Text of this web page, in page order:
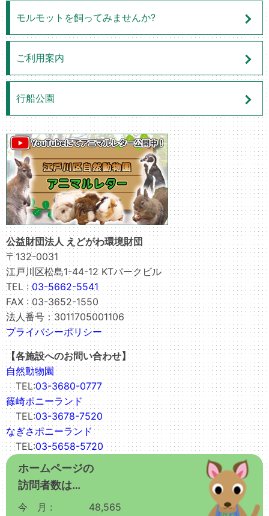
モルモットを飼ってみませんか?
ご利用案内
行船公園
公益財団法人 えどがわ環境財団
〒132-0031
江戸川区松島1-44-12 KTパークビル
TEL :03-5662-5541
FAX : 03-3652-1550
法人番号：3011705001106
プライバシーポリシー
【各施設へのお問い合わせ】
自然動物園
TEL:03-3680-0777
篠崎ポニーランド
TEL:03-3678-7520
なぎさポニーランド
TEL:03-5658-5720
ホームページの
訪問者数は…
今 月 : 48,565